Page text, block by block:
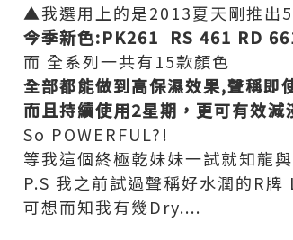
▲我選用上的是2013夏天剛推出
今季新色:PK261 RS 461 RD
而 全系列一共有15款顏色
全部都能做到高保濕效果,聲稱即
而且持續使用2星期，更可有效減
So POWERFUL?!
等我這個終極乾妹妹一試就知龍
P.S 我之前試過聲稱好水潤的R
可想而知我有幾Dry....